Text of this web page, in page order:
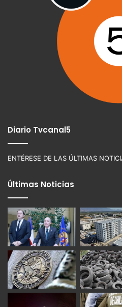
Diario Tvcanal5
ENTÉRESE DE LAS ÚLTIMAS
Últimas Noticias